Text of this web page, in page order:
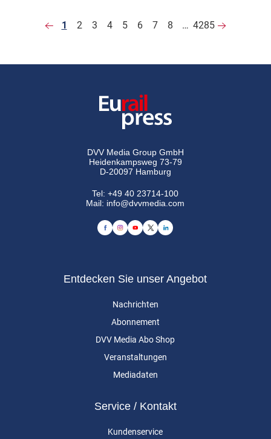
1 2 3 4 5 6 7 8 … 4285
DVV Media Group GmbH
Heidenkampsweg 73-79
D-20097 Hamburg
Tel:+49 40 23714-100
Mail: info@dvvmedia.com
Entdecken Sie unser Angebot
Nachrichten
Abonnement
DVV Media Abo Shop
Veranstaltungen
Mediadaten
Service / Kontakt
Kundenservice